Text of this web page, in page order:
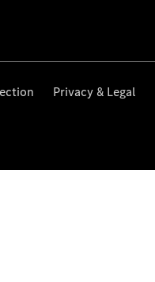
Privacy & Legal